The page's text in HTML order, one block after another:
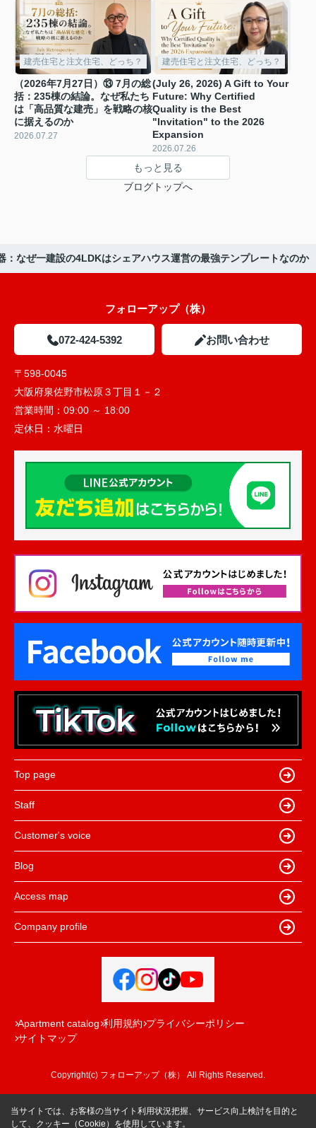
建売住宅と注文住宅、どっち？
（2026年7月27日）⑬ 7月の総
括：235棟の結論。なぜ私たち
は「高品質な建売」を戦略の核
に据えるのか
2026.07.27
建売住宅と注文住宅、どっち？
(July 26, 2026) A Gift to Your
Future: Why Certified
Quality is the Best
"Invitation" to the 2026
Expansion
2026.07.26
もっと見る
ブログトップへ
なぜ一建設の4LDKはシェアハウス運営の最強テンプレートなのか
フォローアップ（株）
072-424-5392 お問い合わせ
〒598-0045
大阪府泉佐野市松原３丁目１－２
営業時間： 09:00 ～ 18:00
定休日： 水曜日
Top page
Staff
Customer's voice
Blog
Access map
Company profile
Apartment catalog 利用規約 プライバシーポリシー
サイトマップ
Copyright(c) フォローアップ（株） All Rights Reserved.
当サイトでは、お客様の当サイト利用状況把握、サービス向上検討を目的と
して、クッキー（Cookie）を使用しています。